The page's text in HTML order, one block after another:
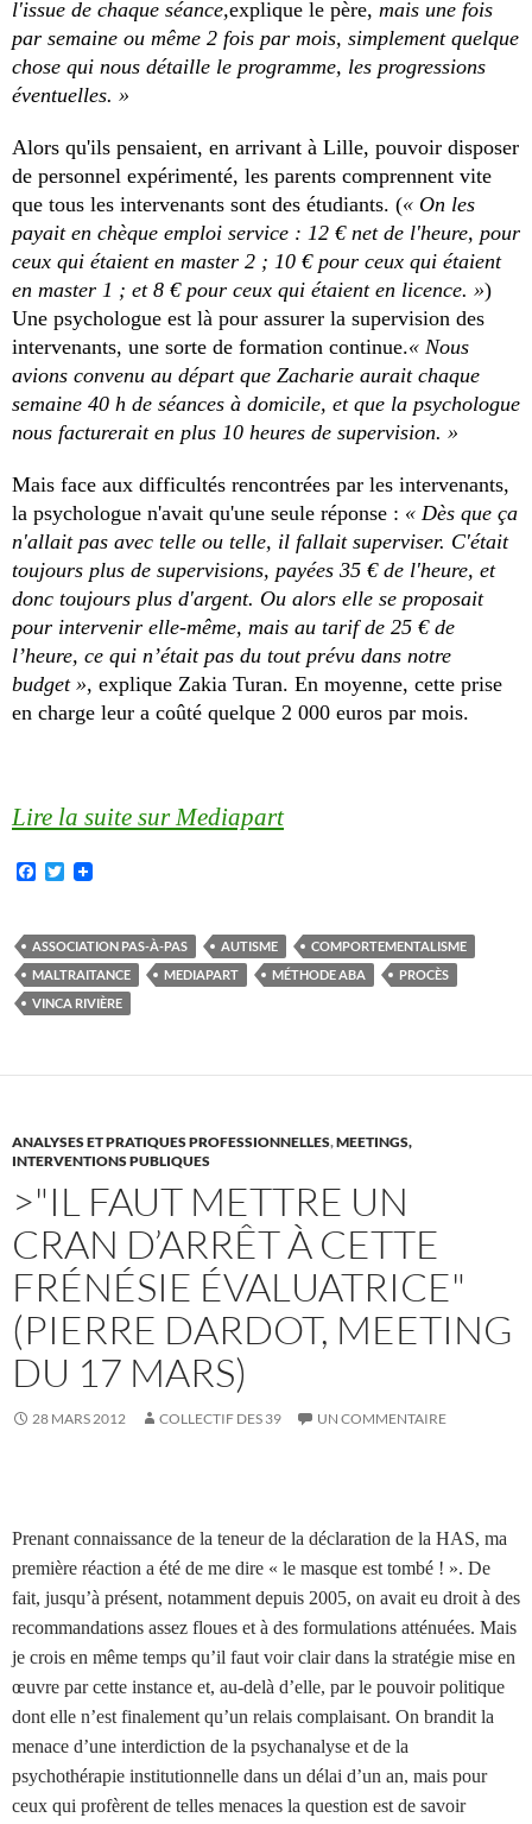
l'issue de chaque séance,explique le père, mais une fois
par semaine ou même 2 fois par mois, simplement quelque
chose qui nous détaille le programme, les progressions
éventuelles. »
Alors qu'ils pensaient, en arrivant à Lille, pouvoir disposer
de personnel expérimenté, les parents comprennent vite
que tous les intervenants sont des étudiants. (« On les
payait en chèque emploi service : 12 € net de l'heure, pour
ceux qui étaient en master 2 ; 10 € pour ceux qui étaient
en master 1 ; et 8 € pour ceux qui étaient en licence. »)
Une psychologue est là pour assurer la supervision des
intervenants, une sorte de formation continue.« Nous
avions convenu au départ que Zacharie aurait chaque
semaine 40 h de séances à domicile, et que la psychologue
nous facturerait en plus 10 heures de supervision. »
Mais face aux difficultés rencontrées par les intervenants,
la psychologue n'avait qu'une seule réponse : « Dès que ça
n'allait pas avec telle ou telle, il fallait superviser. C'était
toujours plus de supervisions, payées 35 € de l'heure, et
donc toujours plus d'argent. Ou alors elle se proposait
pour intervenir elle-même, mais au tarif de 25 €de
l’heure, ce qui n’était pas du tout prévu dans notre
budget », explique Zakia Turan. En moyenne, cette prise
en charge leur a coûté quelque 2 000 euros par mois.
Lire la suite sur Mediapart
F
b
o
o
k
T
t
e
r
ASSOCIATION PAS-À-PAS AUTISME
COMPORTEMENTALISME
MALTRAITANCE
MEDIAPART MÉTHODE ABA
PROCÈS
VINCA RIVIÈRE
ANALYSES ET PRATIQUES PROFESSIONNELLES,MEETINGS,
INTERVENTIONS PUBLIQUES
>"IL FAUT METTRE UN
CRAN D’ARRÊT À CETTE
FRÉNÉSIE ÉVALUATRICE"
(PIERRE DARDOT, MEETING
DU 17 MARS)
28 MARS 2012 COLLECTIF DES 39 UN COMMENTAIRE
Prenant connaissance de la teneur de la déclaration de la HAS, ma
première réaction a été de me dire « le masque est tombé ! ». De
fait, jusqu’à présent, notamment depuis 2005, on avait eu droit à des
recommandations assez floues et à des formulations atténuées. Mais
je crois en même temps qu’il faut voir clair dans la stratégie mise en
œuvre par cette instance et, au-delà d’elle, par le pouvoir politique
dont elle n’est finalement qu’un relais complaisant. On brandit la
menace d’une interdiction de la psychanalyse et de la
psychothérapie institutionnelle dans un délai d’un an, mais pour
ceux qui profèrent de telles menaces la question est de savoir